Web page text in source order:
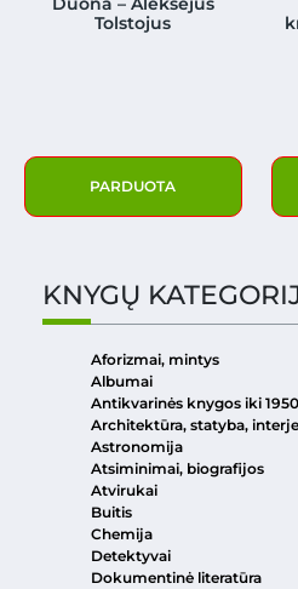
Tolstojus
PARDUOTA
KNYGŲ
Aforizmai, mintys
Albumai
Antikvarinės knygos iki
Architektūra, statyba,
Astronomija
Atsiminimai, biografijos
Atvirukai
Buitis
Chemija
Detektyvai
Dokumentinė literatūra